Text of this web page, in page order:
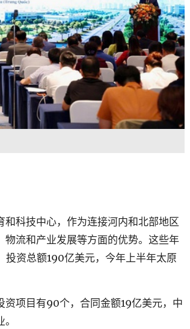
科技中心，作为连接河内和北部地区
流和产业发展等方面的优势。这些年
资总额190亿美元，今年上半年太原
项目有90个，合同金额19亿美元，中